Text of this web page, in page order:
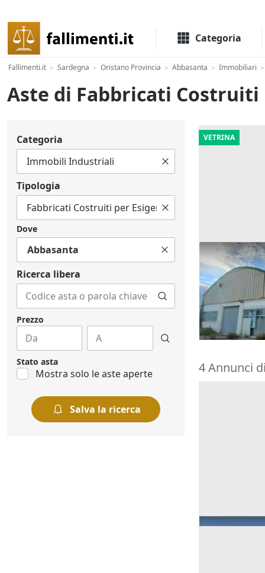
Categoria
Fallimenti.it > Sardegna > Oristano Provincia > Abbasanta > Immobiliari >
Aste di Fabbricati
Categoria
Tipologia
Dove
Abbasanta
Ricerca libera
Prezzo
Stato asta
Mostra solo le aste aperte
Salva la ricerca
VETRINA
Asta
cortile e
Oristano
976.896 €
30/10/2026
4 Annunci